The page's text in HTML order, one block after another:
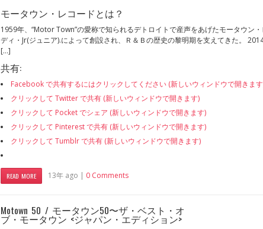
モータウン・レコードとは？
1959年、“Motor Town”の愛称で知られるデトロイトで産声をあげたモータウン
ディ・Jr(ジュニア).によって創設され、Ｒ＆Ｂの歴史の黎明期を支えてきた。
[…]
共有:
Facebook で共有するにはクリックしてください (新しいウィンドウで開きま
クリックして Twitter で共有 (新しいウィンドウで開きます)
クリックして Pocket でシェア (新しいウィンドウで開きます)
クリックして Pinterest で共有 (新しいウィンドウで開きます)
クリックして Tumblr で共有 (新しいウィンドウで開きます)
READ MORE 13年 ago | 0 Comments
Motown 50 / モータウン50〜ザ・ベスト・オ
ブ・モータウン <ジャパン・エディション>